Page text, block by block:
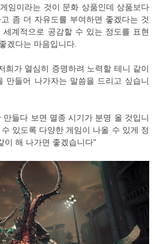
임이라는 것이 문화 상품인데 상품보다
좀 더 자유도를 부여하면 좋겠다는 것
계적으로 공감할 수 있는 정도를 표현
겠다는 마음입니다.
희가 열심히 증명하려 노력할 테니 같이
만들어 나가자는 말씀을 드리고 싶습니
들다 보면 멸종 시기가 분명 올 것입니
있도록 다양한 게임이 나올 수 있게 정
이 해 나가면 좋겠습니다"